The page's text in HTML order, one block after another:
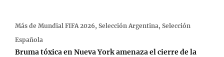
Más de Mundial FIFA 2026, Selección Argentina, Selección
Española
Bruma tóxica en Nueva York amenaza el cierre de la